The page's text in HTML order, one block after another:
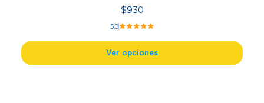
$930
5.0
Ver opciones